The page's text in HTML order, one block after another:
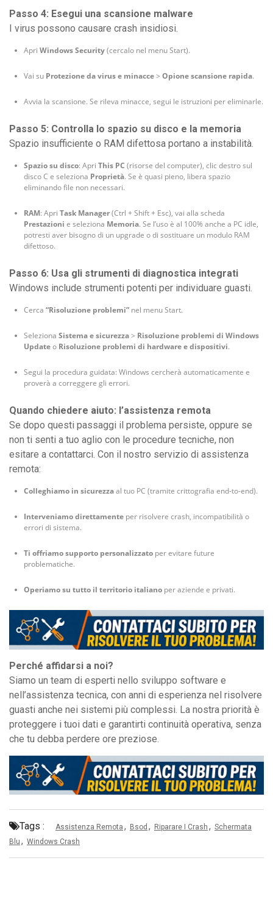
Passo 4: Esegui una scansione malware
I virus possono causare crash insidiosi.
Apri Windows Security(cercalo nel menu Start).
Vai su Protezione da virus e minacce> Opione scansione rapida.
Avvia la scansione. Se rileva minacce, segui le istruzioni per eliminarle.
Passo 5: Controlla lo spazio su disco e la memoria
Spazio insufficiente o RAM difettosa portano a instabilità.
Spazio su disco: Apri This PC (risorse del computer), clic destro sul
disco C e seleziona Proprietà. Se è quasi pieno, libera spazio
eliminando file non necessari.
RAM: Apri Task Manager(Ctrl + Shift + Esc), vai alla scheda
Prestazioni e seleziona Memoria. Se l’uso è al 100% anche a PC idle,
potresti aver bisogno di un upgrade o di sostituare un modulo RAM
difettoso.
Passo 6: Usa gli strumenti di diagnostica integrati
Windows include strumenti potenti per individuare guasti.
Cerca “Risoluzione problemi” nel menu Start.
Seleziona Sistema e sicurezza> Risoluzione problemi di Windows
Updateo Risoluzione problemi di hardware e dispositivi.
Segui la procedura guidata: Windows cercherà automaticamente e
proverà a correggere gli errori.
Quando chiedere aiuto: l’assistenza remota
Se dopo questi passaggi il problema persiste, oppure se
non ti senti a tuo aglio con le procedure tecniche, non
esitare a contattarci. Con il nostro servizio di assistenza
remota:
Colleghiamo in sicurezzaal tuo PC (tramite crittografia end-to-end).
Interveniamo direttamente per risolvere crash, incompatibilità o
errori di sistema.
Ti offriamo supporto personalizzato per evitare future
problematiche.
Operiamo su tutto il territorio italiano per aziende e privati.
Perché affidarsi a noi?
Siamo un team di esperti nello sviluppo software e
nell’assistenza tecnica, con anni di esperienza nel risolvere
guasti anche nei sistemi più complessi. La nostra priorità è
proteggere i tuoi dati e garantirti continuità operativa, senza
che tu debba perdere ore preziose.
Tags : Assistenza Remota , Bsod , Riparare I Crash , Schermata
Blu , Windows Crash